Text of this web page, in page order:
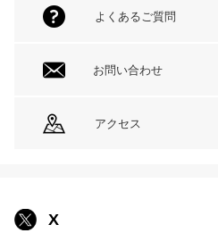
よくあるご質問
お問い合わせ
アクセス
X